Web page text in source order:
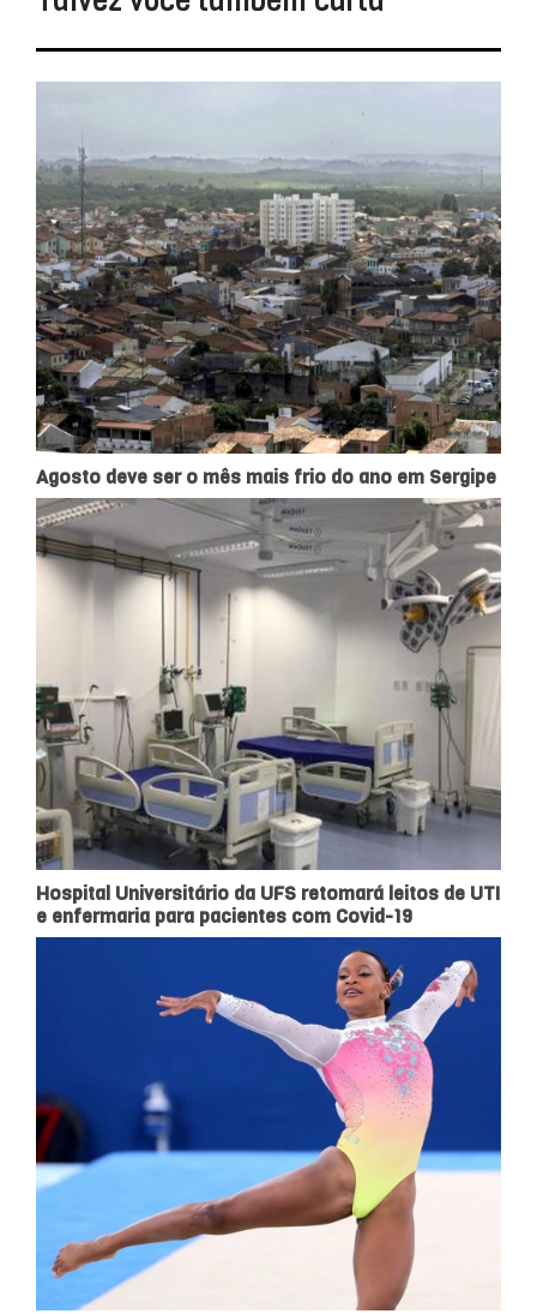
Agosto deve ser o mês mais frio do ano em Sergipe
Hospital Universitário da UFS retomará leitos de UTI
e enfermaria para pacientes com Covid-19